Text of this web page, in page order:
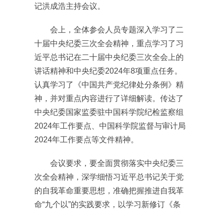
记洪成浩主持会议。
会上，全体参会人员专题深入学习了二
十届中央纪委三次全会精神，重点学习了习
近平总书记在二十届中央纪委三次全会上的
讲话精神和中央纪委2024年8项重点任务。
认真学习了《中国共产党纪律处分条例》精
神，并对重点内容进行了详细解读。传达了
中央纪委国家监委驻中国科学院纪检监察组
2024年工作要点、中国科学院监督与审计局
2024年工作要点等文件精神。
会议要求，要全面贯彻落实中央纪委三
次全会精神，深学细悟习近平总书记关于党
的自我革命重要思想，准确把握推进自我革
命“九个以”的实践要求，以学习新修订《条